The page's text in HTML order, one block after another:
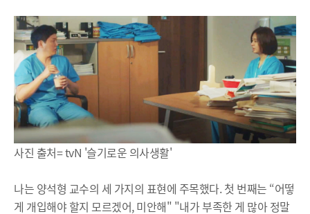
사진 출처= tvN '슬기로운 의사생활'
나는 양석형 교수의 세 가지의 표현에 주목했다. 첫 번째는 “어떻
게 개입해야 할지 모르겠어, 미안해" "내가 부족한 게 많아 정말